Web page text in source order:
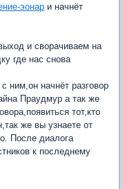
эонар и начнёт
и сворачиваем на
где нас снова
ним,он начнёт разговор
Праудмур а так же
тот,кто
же вы узнаете от
После диалога
к последнему